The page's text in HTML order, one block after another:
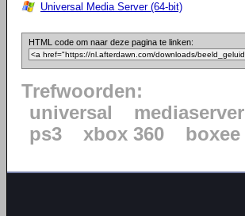
Universal Media Server (64-bit)
HTML code om naar deze pagina te linken:
Trefwoorden:
universal
mediaserver
ps3
xbox 360 boxee